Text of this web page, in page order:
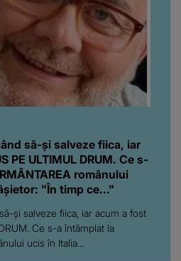
să-și salveze fiica, iar
PE ULTIMUL DRUM. Ce s-
românului
"În timp ce..."
și salveze fiica, iar acum a fost
Ce s-a întâmplat la
ucis în Italia...